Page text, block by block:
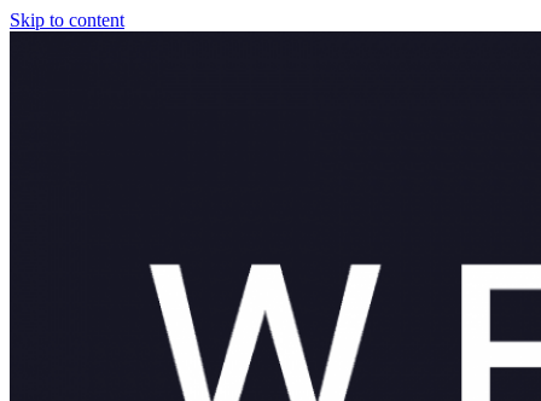
Skip to content